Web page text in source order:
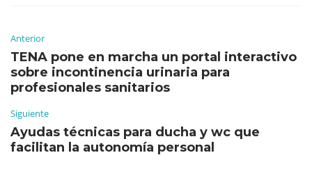
Anterior
TENA pone en marcha un portal interactivo
sobre incontinencia urinaria para
profesionales sanitarios
Siguiente
Ayudas técnicas para ducha y wc que
facilitan la autonomía personal